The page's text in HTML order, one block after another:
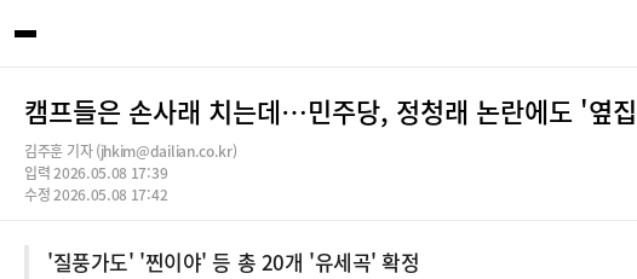
캠프들은 손사래 치는데…민주당, 정청래 논란에도 '옆
김주훈 기자 (jhkim@dailian.co.kr)
입력 2026.05.08 17:39
수정 2026.05.08 17:42
'질풍가도' '찐이야' 등 총 20개 '유세곡' 확정